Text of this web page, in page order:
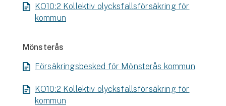
KO10:2 Kollektiv olycksfallsförsäkring för
kommun
Mönsterås
Försäkringsbesked för Mönsterås kommun
KO10:2 Kollektiv olycksfallsförsäkring för
kommun